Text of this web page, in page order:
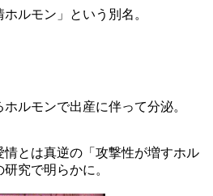
ルモン」という別名。
ルモンで出産に伴って分泌。
情とは真逆の「攻撃性が増すホル
究で明らかに。